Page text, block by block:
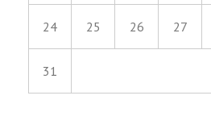
24 25 26 27
31